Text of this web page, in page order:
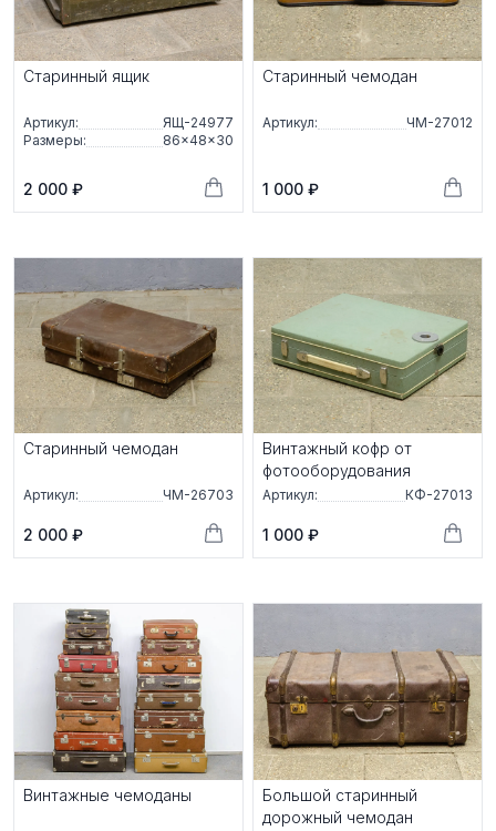
Старинный ящик
Артикул:
ЯЩ-24977
Размеры:
86×48×30
2 000 ₽
Старинный чемодан
Артикул: ЧМ-27012
1 000 ₽
Старинный чемодан
Артикул: ЧМ-26703
2 000 ₽
Винтажный кофр от
фотооборудования
Артикул: КФ-27013
1 000 ₽
Винтажные чемоданы
Большой старинный
дорожный чемодан